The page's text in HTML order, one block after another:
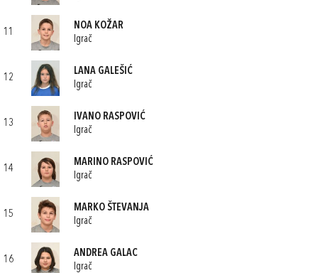
11
NOA KOŽAR
Igrač
12
LANA GALEŠIĆ
Igrač
13
IVANO RASPOVIĆ
Igrač
14
MARINO RASPOVIĆ
Igrač
15
MARKO ŠTEVANJA
Igrač
16
ANDREA GALAC
Igrač